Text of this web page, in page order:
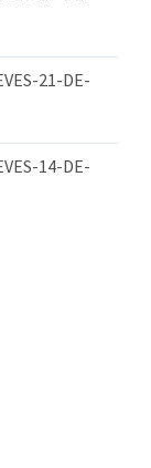
21-DE-
14-DE-